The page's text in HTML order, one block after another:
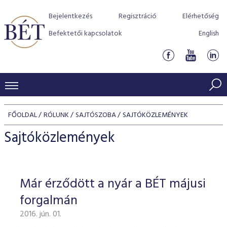
Bejelentkezés Regisztráció
Elérhetőség
Befektetői kapcsolatok
English
KERESKEDÉSI ADATOK
INDEXEK
Jelzáloglevél indexek
Vállalati kötvény indexek
Azonnali Piac
Részvények
Származékos piac
BEFEKTETŐK
Részvény szekció
Hitelpapír szekció
BÉT szabályzatok
Befektetővédelem
Alkalmazott díjstruktúra
Elszámolás
Részvény és vállalati kötvény tőzsdei bevezetését
program
BÉT Xtend - Részvénypiac egyszerűen
TŐZSDETAGOK
Tőzsdetagok, üzletkötők
VENDOROK
FŐOLDAL RÓLUNK SAJTÓSZOBA SAJTÓKÖZLEMÉNYEK
Sajtóközlemények
Már érződött a nyár a BÉT májusi
forgalmán
2016. jún. 01.